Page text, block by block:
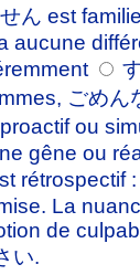
ん est
aucune
ごめん
ou
gêne ou
rétrospectif
La
de
い.